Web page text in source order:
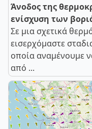
Άνοδος της
ενίσχυση των
Σε μια σχετικά
εισερχόμαστε
οποία αναμένουμε
από ...